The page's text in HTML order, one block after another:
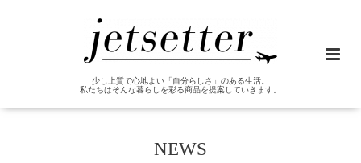
少し上質で心地よい「自分らしさ」のある生活。
私たちはそんな暮らしを彩る商品を提案していきます。
NEWS